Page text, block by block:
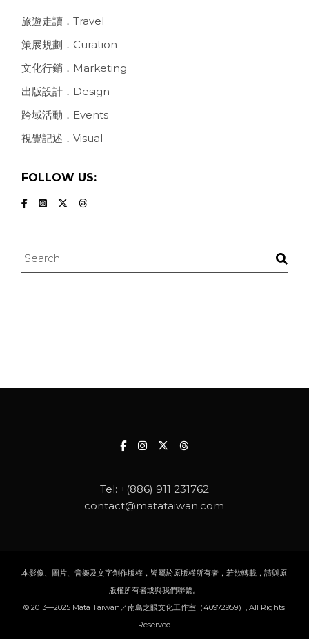
旅遊走讀．Travel
策展規劃．Curation
文化行銷．Marketing
出版設計．Design
跨域活動．Events
視覺記述．Visual
FOLLOW US:
Search
Tel: +(886) 911 231762
contact@matataiwan.com
本影像、圖片、音樂及文字創作版權，皆屬於原版權所有者，若欲轉載，請與原
版權所有者或與我們聯繫。
© 2013—2025 Mata Taiwan／南島之眼文化工作室（40972959）, All Rights
Reserved